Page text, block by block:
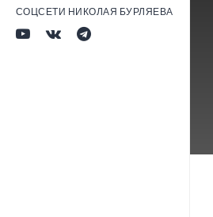
СОЦСЕТИ НИКОЛАЯ БУРЛЯЕВА